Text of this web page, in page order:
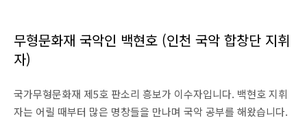
무형문화재 국악인 백현호 (인천 국악 합창단 지휘
자)
국가무형문화재 제5호 판소리 흥보가 이수자입니다. 백현호 지휘
자는 어릴 때부터 많은 명창들을 만나며 국악 공부를 해왔습니다.